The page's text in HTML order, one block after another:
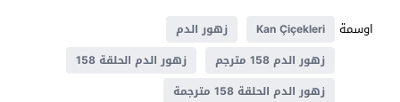
اوسمة
Kan Çiçekleri
زهور الدم
زهور الدم 158 مترجم
زهور الدم الحلقة 158
زهور الدم الحلقة 158 مترجمة